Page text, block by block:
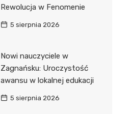
Rewolucja w Fenomenie
5 sierpnia 2026
Nowi nauczyciele w
Zagnańsku: Uroczystość
awansu w lokalnej edukacji
5 sierpnia 2026